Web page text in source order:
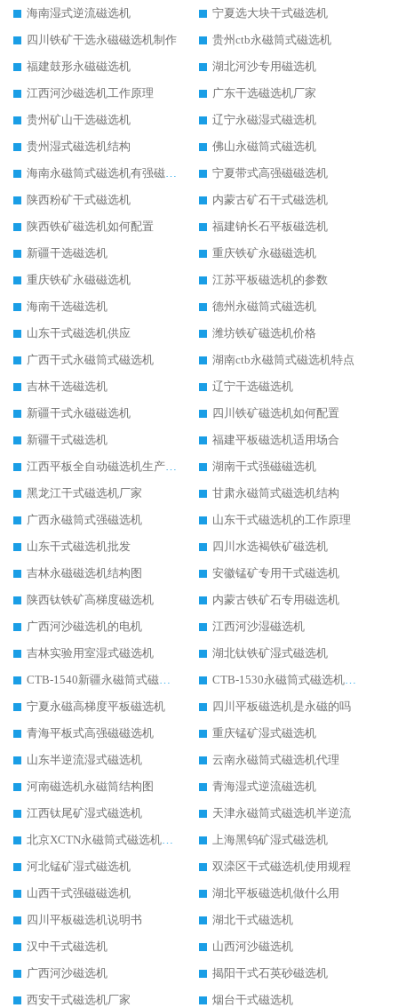
海南湿式逆流磁选机
宁夏选大块干式磁选机
四川铁矿干选永磁磁选机制作
贵州ctb永磁筒式磁选机
福建鼓形永磁磁选机
湖北河沙专用磁选机
江西河沙磁选机工作原理
广东干选磁选机厂家
贵州矿山干选磁选机
辽宁永磁湿式磁选机
贵州湿式磁选机结构
佛山永磁筒式磁选机
海南永磁筒式磁选机有强磁的吗
宁夏带式高强磁磁选机
陕西粉矿干式磁选机
内蒙古矿石干式磁选机
陕西铁矿磁选机如何配置
福建钠长石平板磁选机
新疆干选磁选机
重庆铁矿永磁磁选机
重庆铁矿永磁磁选机
江苏平板磁选机的参数
海南干选磁选机
德州永磁筒式磁选机
山东干式磁选机供应
潍坊铁矿磁选机价格
广西干式永磁筒式磁选机
湖南ctb永磁筒式磁选机特点
吉林干选磁选机
辽宁干选磁选机
新疆干式永磁磁选机
四川铁矿磁选机如何配置
新疆干式磁选机
福建平板磁选机适用场合
江西平板全自动磁选机生产厂家
湖南干式强磁磁选机
黑龙江干式磁选机厂家
甘肃永磁筒式磁选机结构
广西永磁筒式强磁选机
山东干式磁选机的工作原理
山东干式磁选机批发
四川水选褐铁矿磁选机
吉林永磁磁选机结构图
安徽锰矿专用干式磁选机
陕西钛铁矿高梯度磁选机
内蒙古铁矿石专用磁选机
广西河沙磁选机的电机
江西河沙湿磁选机
吉林实验用室湿式磁选机
湖北钛铁矿湿式磁选机
CTB-1540新疆永磁筒式磁选机
CTB-1530永磁筒式磁选机代理商
宁夏永磁高梯度平板磁选机
四川平板磁选机是永磁的吗
青海平板式高强磁磁选机
重庆锰矿湿式磁选机
山东半逆流湿式磁选机
云南永磁筒式磁选机代理
河南磁选机永磁筒结构图
青海湿式逆流磁选机
江西钛尾矿湿式磁选机
天津永磁筒式磁选机半逆流
北京XCTN永磁筒式磁选机磁块位置
上海黑钨矿湿式磁选机
河北锰矿湿式磁选机
双滦区干式磁选机使用规程
山西干式强磁磁选机
湖北平板磁选机做什么用
四川平板磁选机说明书
湖北干式磁选机
汉中干式磁选机
山西河沙磁选机
广西河沙磁选机
揭阳干式石英砂磁选机
西安干式磁选机厂家
烟台干式磁选机